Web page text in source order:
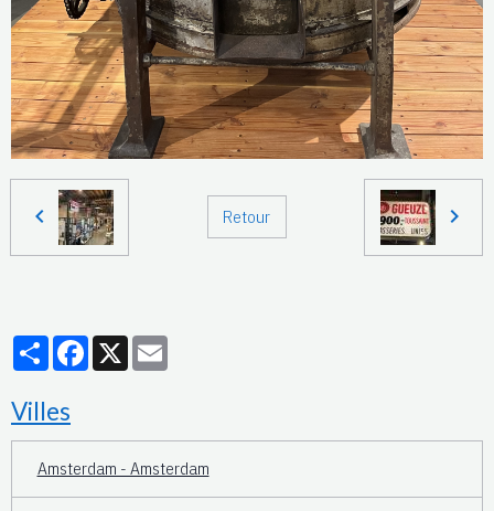
Retour
PartagerFacebook
X
Villes
Amsterdam - Amsterdam